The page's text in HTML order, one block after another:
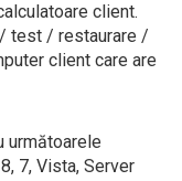
client.
test / restaurare /
client care are
următoarele
7, Vista, Server